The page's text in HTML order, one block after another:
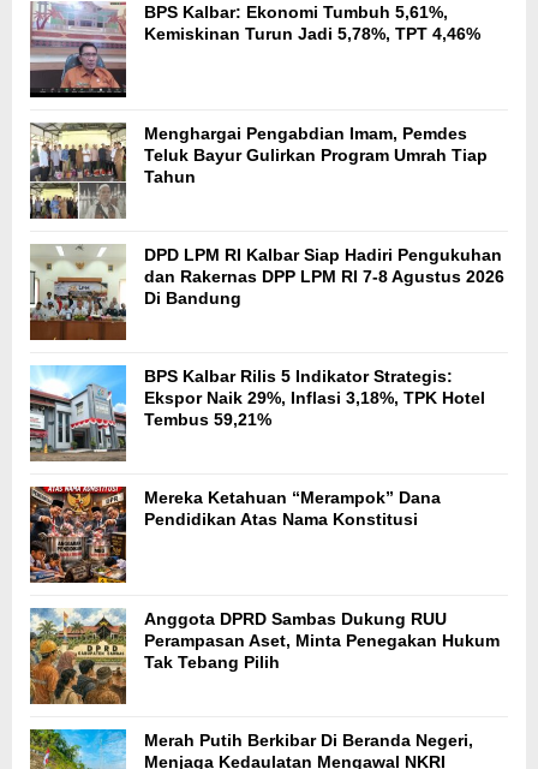
BPS Kalbar: Ekonomi Tumbuh 5,61%,
Kemiskinan Turun Jadi 5,78%, TPT 4,46%
Menghargai Pengabdian Imam, Pemdes
Teluk Bayur Gulirkan Program Umrah Tiap
Tahun
DPD LPM RI Kalbar Siap Hadiri Pengukuhan
dan Rakernas DPP LPM RI 7-8 Agustus 2026
Di Bandung
BPS Kalbar Rilis 5 Indikator Strategis:
Ekspor Naik 29%, Inflasi 3,18%, TPK Hotel
Tembus 59,21%
Mereka Ketahuan “Merampok” Dana
Pendidikan Atas Nama Konstitusi
Anggota DPRD Sambas Dukung RUU
Perampasan Aset, Minta Penegakan Hukum
Tak Tebang Pilih
Merah Putih Berkibar Di Beranda Negeri,
Menjaga Kedaulatan Mengawal NKRI